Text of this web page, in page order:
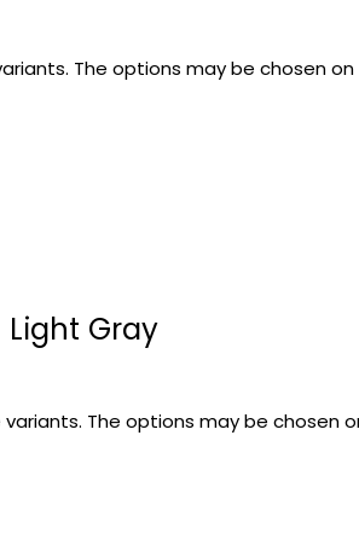
The options may be chosen
Light Gray
The options may be chosen